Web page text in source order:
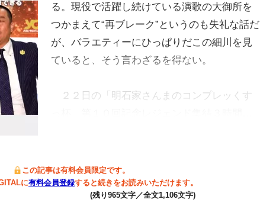
る。現役で活躍し続けている演歌の大御所を
つかまえて“再ブレーク”というのも失礼な話だ
が、バラエティーにひっぱりだこの細川を見
ていると、そう言わざるを得ない。
２２日の「明石家さんまのコンプレッくす
この記事は有料会員限定です。
に有料会員登録すると続きをお読みいただけます。
(残り965文字／全文1,106文字)